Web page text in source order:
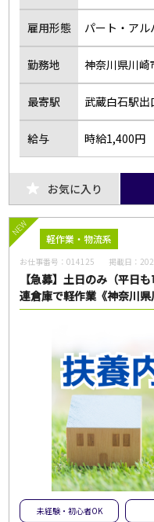
雇用形態 パート・アル
勤務地 神奈川県川
最寄駅 武蔵白石駅
給与 時給1,400円
お気に入り
NEW
軽作業・物流系
お仕事番号：014125 掲載日：
【急募】土日のみ（平日
連倉庫で軽作業《神奈川県
未経験・初心者OK